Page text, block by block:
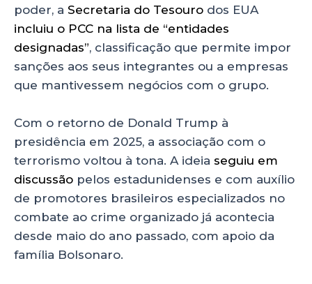
poder, a Secretaria do Tesouro dos EUA
incluiu o PCC na lista de “entidades
designadas”, classificação que permite impor
sanções aos seus integrantes ou a empresas
que mantivessem negócios com o grupo.
Com o retorno de Donald Trump à
presidência em 2025, a associação com o
terrorismo voltou à tona. A ideia seguiu em
discussão pelos estadunidenses e com auxílio
de promotores brasileiros especializados no
combate ao crime organizado já acontecia
desde maio do ano passado, com apoio da
família Bolsonaro.